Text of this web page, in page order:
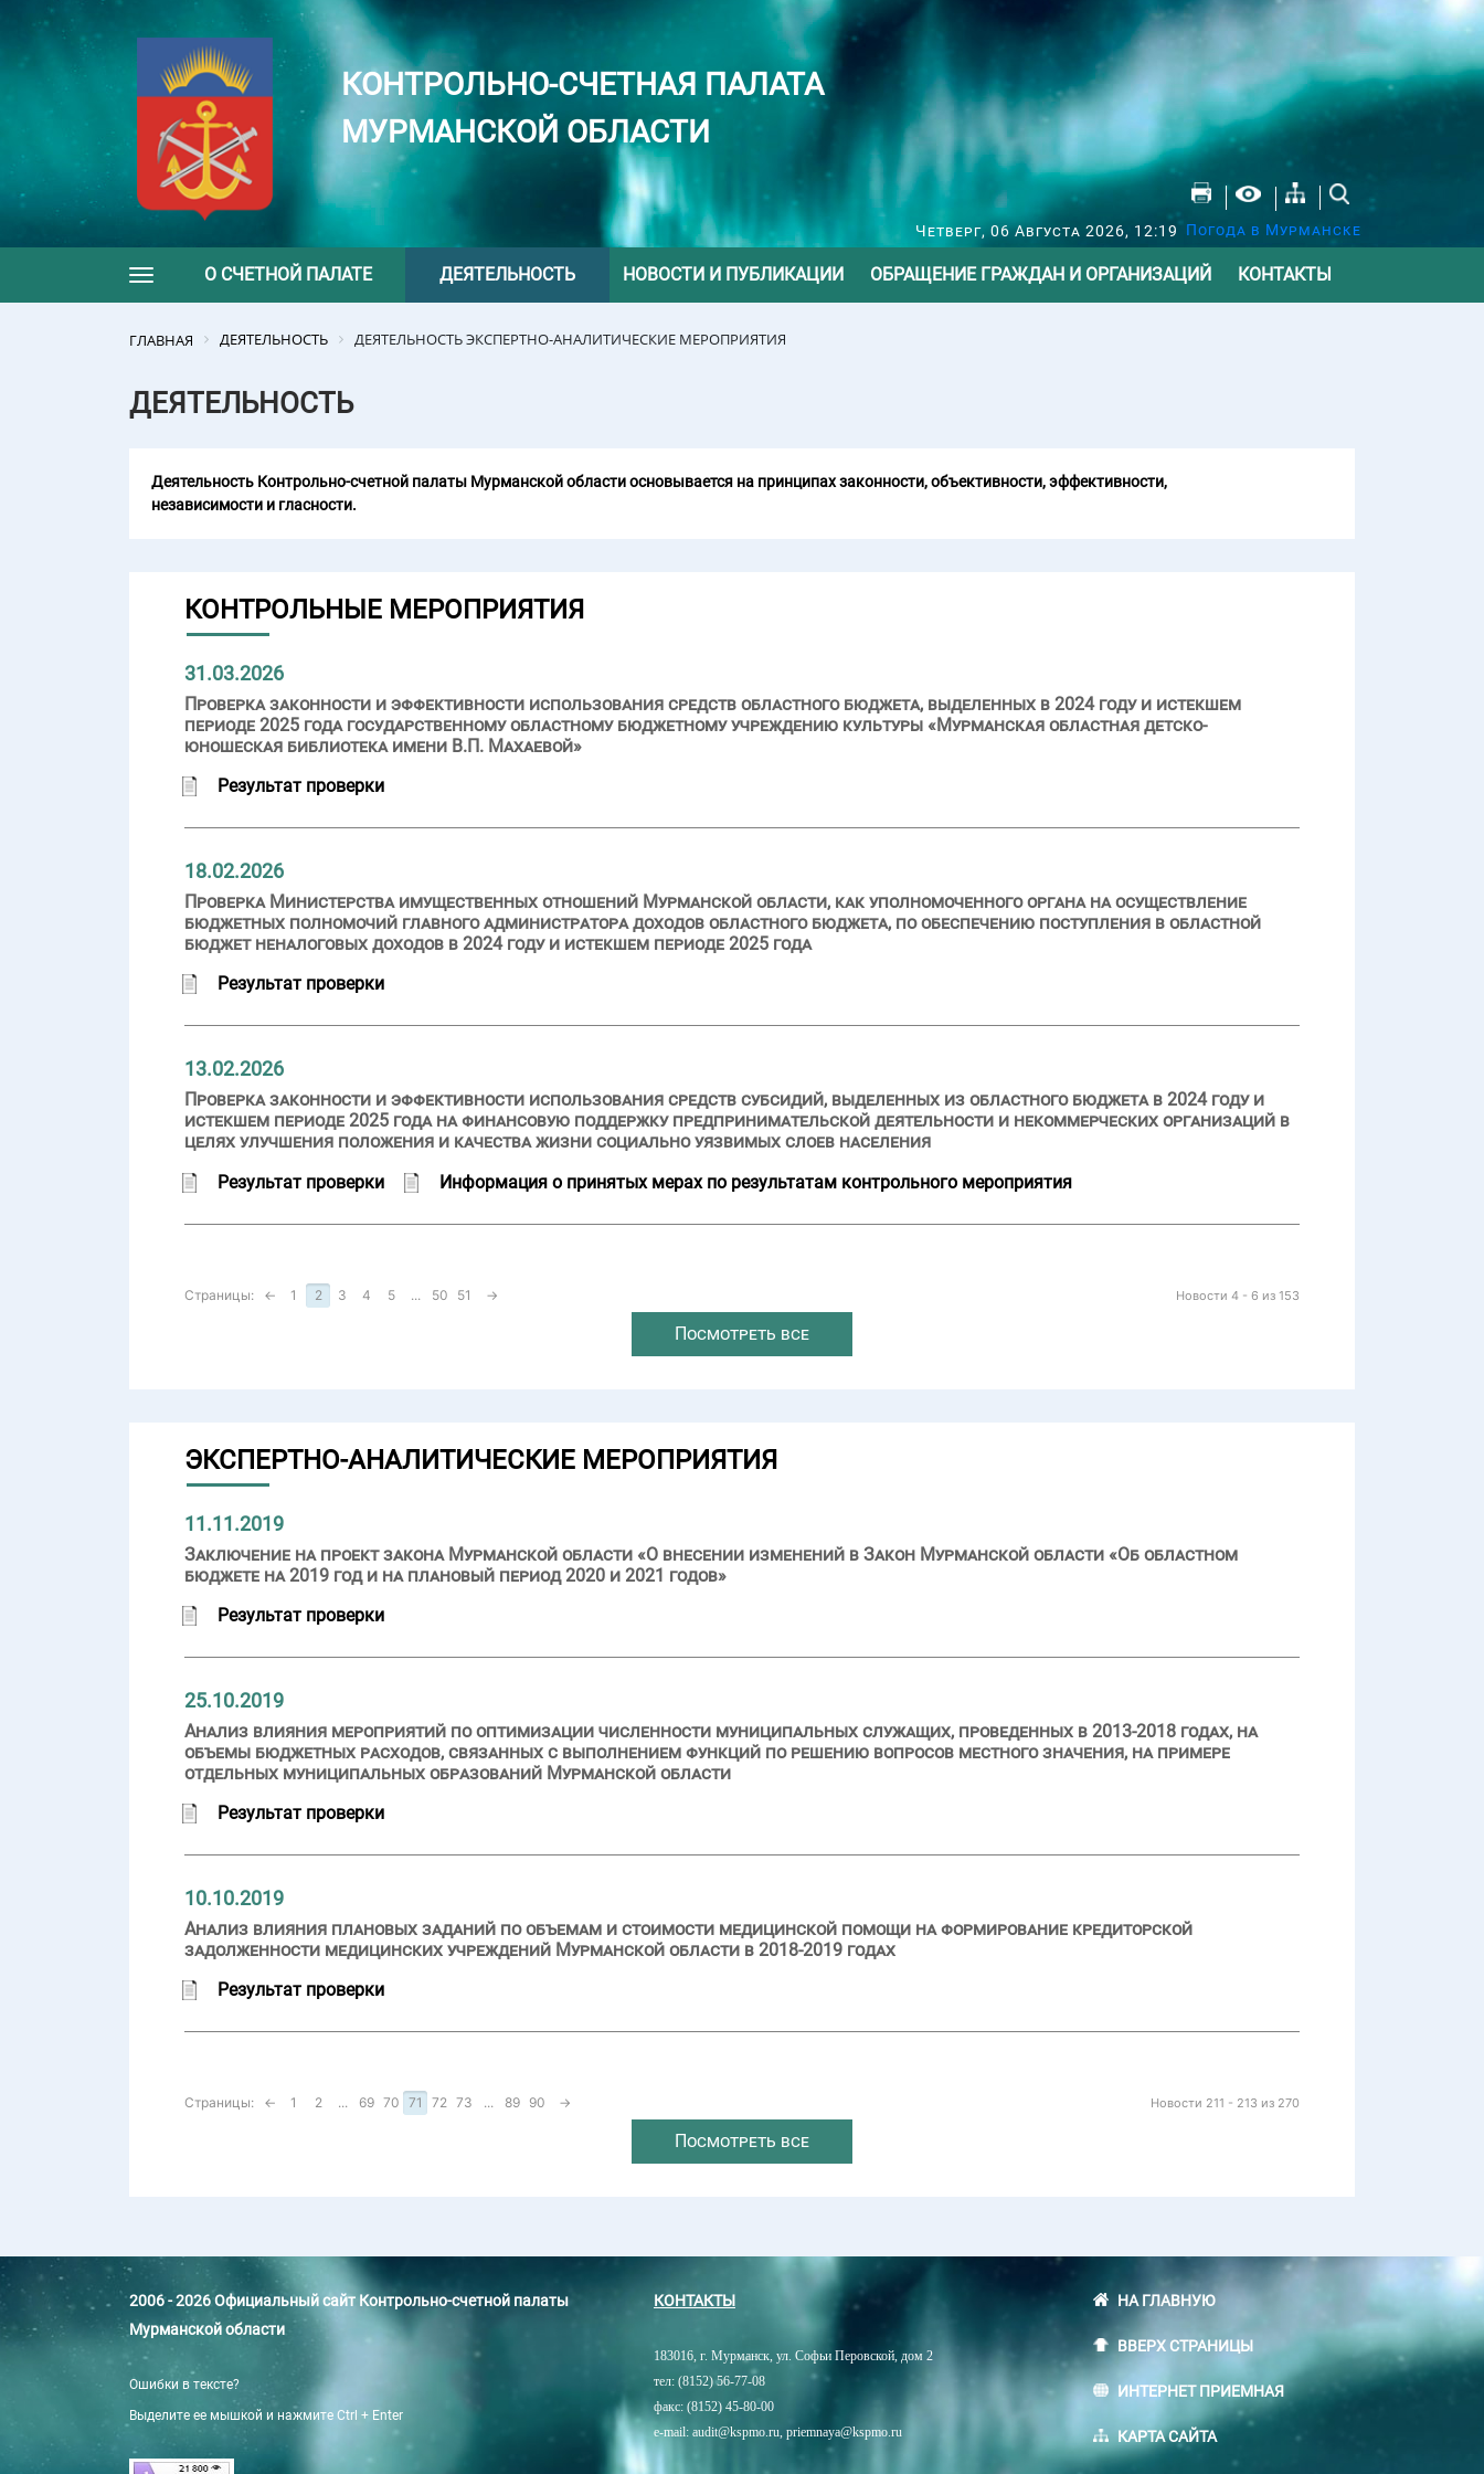
КОНТРОЛЬНО-СЧЕТНАЯ ПАЛАТА
МУРМАНСКОЙ ОБЛАСТИ
Четверг, 06 Августа 2026, 12:19 Погода в Мурманске
Toggle navigation
О СЧЕТНОЙ ПАЛАТЕ ДЕЯТЕЛЬНОСТЬ НОВОСТИ И ПУБЛИКАЦИИ ОБРАЩЕНИЕ ГРАЖДАН И ОРГАНИЗАЦИЙ КОНТАКТЫ
ГЛАВНАЯ ДЕЯТЕЛЬНОСТЬ ДЕЯТЕЛЬНОСТЬ ЭКСПЕРТНО-АНАЛИТИЧЕСКИЕ МЕРОПРИЯТИЯ
ДЕЯТЕЛЬНОСТЬ
Деятельность Контрольно-счетной палаты Мурманской области основывается на принципах законности, объективности, эффективности,
независимости и гласности.
КОНТРОЛЬНЫЕ МЕРОПРИЯТИЯ
31.03.2026
Проверка законности и эффективности использования средств областного бюджета, выделенных в 2024 году и истекшем
периоде 2025 года государственному областному бюджетному учреждению культуры «Мурманская областная детско-
юношеская библиотека имени В.П. Махаевой»
Результат проверки
18.02.2026
Проверка Министерства имущественных отношений Мурманской области, как уполномоченного органа на осуществление
бюджетных полномочий главного администратора доходов областного бюджета, по обеспечению поступления в областной
бюджет неналоговых доходов в 2024 году и истекшем периоде 2025 года
Результат проверки
13.02.2026
Проверка законности и эффективности использования средств субсидий, выделенных из областного бюджета в 2024 году и
истекшем периоде 2025 года на финансовую поддержку предпринимательской деятельности и некоммерческих организаций в
целях улучшения положения и качества жизни социально уязвимых слоев населения
Результат проверки
Информация о принятых мерах по результатам контрольного мероприятия
Новости 4 - 6 из 153
Страницы: ← 1 2 3 4 5 ... 50 51 →
Посмотреть все
ЭКСПЕРТНО-АНАЛИТИЧЕСКИЕ МЕРОПРИЯТИЯ
11.11.2019
Заключение на проект закона Мурманской области «О внесении изменений в Закон Мурманской области «Об областном
бюджете на 2019 год и на плановый период 2020 и 2021 годов»
Результат проверки
25.10.2019
Анализ влияния мероприятий по оптимизации численности муниципальных служащих, проведенных в 2013-2018 годах, на
объемы бюджетных расходов, связанных с выполнением функций по решению вопросов местного значения, на примере
отдельных муниципальных образований Мурманской области
Результат проверки
10.10.2019
Анализ влияния плановых заданий по объемам и стоимости медицинской помощи на формирование кредиторской
задолженности медицинских учреждений Мурманской области в 2018-2019 годах
Результат проверки
Новости 211 - 213 из 270
Страницы: ← 1 2 ... 69 70 71 72 73 ... 89 90 →
Посмотреть все
2006 - 2026 Официальный сайт Контрольно-счетной палаты
Мурманской области
Ошибки в тексте?
Выделите ее мышкой и нажмите Ctrl + Enter
КОНТАКТЫ
183016, г. Мурманск, ул. Софьи Перовской, дом 2
тел: (8152) 56-77-08
факс: (8152) 45-80-00
e-mail: audit@kspmo.ru, priemnaya@kspmo.ru
НА ГЛАВНУЮ
ВВЕРХ СТРАНИЦЫ
ИНТЕРНЕТ ПРИЕМНАЯ
КАРТА САЙТА